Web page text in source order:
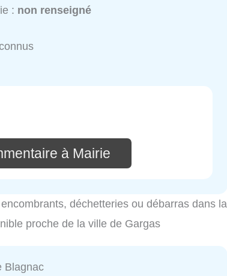
: non renseigné
à Mairie
déchetteries ou débarras dans la
proche de la ville de Gargas
Blagnac